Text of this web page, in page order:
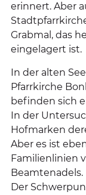
erinnert. Aber
Grabmal, das
eingelagert ist.
In der alten
Pfarrkirche
befinden sich
In der
Hofmarken
Aber es ist
Familienlinien
Beamtenadels.
Der